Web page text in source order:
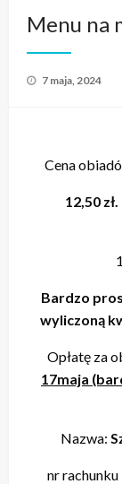
Menu na
Opublikowane
7 maja, 2024
Cena
12,50 zł.
Bardzo
wyliczoną
Opłatę za
17maja
Nazwa:
nr rachunku